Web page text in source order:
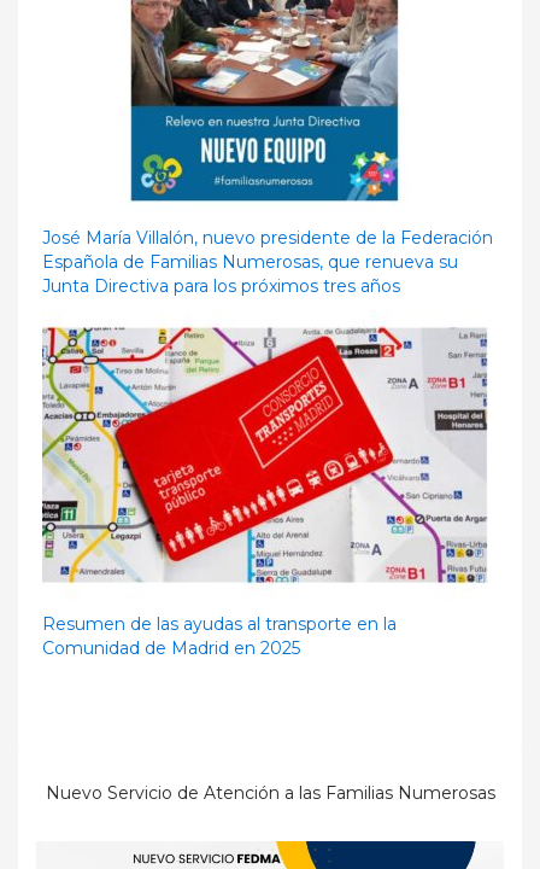
José María Villalón, nuevo presidente de la Federación
Española de Familias Numerosas, que renueva su
Junta Directiva para los próximos tres años
Resumen de las ayudas al transporte en la
Comunidad de Madrid en 2025
Nuevo Servicio de Atención a las Familias Numerosas